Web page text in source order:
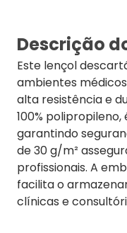
Descrição
Este lençol
ambientes
alta resistência e
100%
garantindo
de 30 g/m²
profissionais. A
facilita o
clínicas e